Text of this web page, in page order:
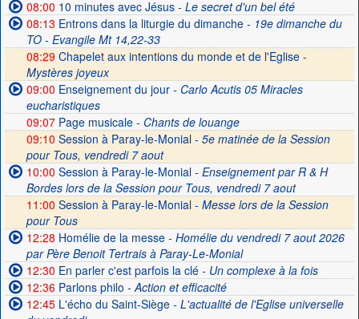
08:00 10 minutes avec Jésus- Le secret d'un bel été
08:13 Entrons dans la liturgie du dimanche- 19e dimanche du
TO - Evangile Mt 14,22-33
08:29 Chapelet aux intentions du monde et de l'Eglise -
Mystères joyeux
09:00 Enseignement du jour- Carlo Acutis 05 Miracles
eucharistiques
09:07Page musicale- Chants de louange
09:10 Session à Paray-le-Monial - 5e matinée de la Session
pour Tous, vendredi 7 aout
10:00 Session à Paray-le-Monial- Enseignement par R & H
Bordes lors de la Session pour Tous, vendredi 7 aout
11:00 Session à Paray-le-Monial - Messe lors de la Session
pour Tous
12:28 Homélie de la messe- Homélie du vendredi 7 aout 2026
par Père Benoit Tertrais à Paray-Le-Monial
12:30 En parler c'est parfois la clé- Un complexe à la fois
12:36Parlons philo - Action et efficacité
12:45L'écho du Saint-Siège- L'actualité de l'Eglise universelle